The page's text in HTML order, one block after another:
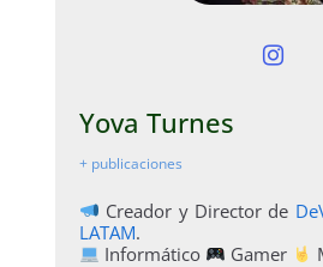
Yova Turnes
+ publicaciones
Creador y Director de
LATAM.
Informático
Gamer